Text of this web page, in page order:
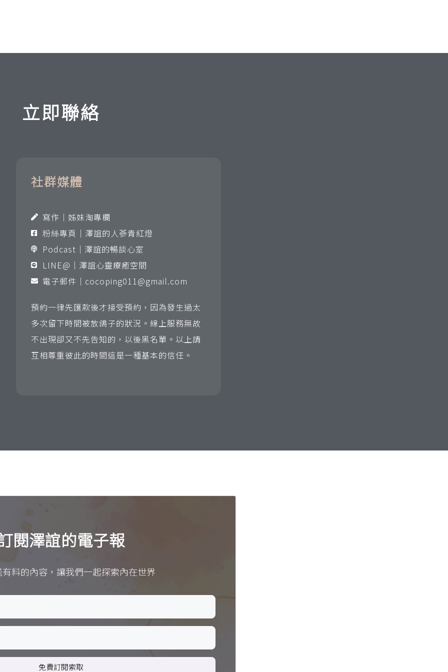
立即聯絡
社群媒體
寫作｜姊妹淘專欄
粉絲專頁｜澤誼的人蔘青紅燈
Podcast｜澤誼的暢談心室
LINE@｜澤誼心靈療癒空間
電子郵件｜ cocoping011@gmail.com
預約一律先匯款後才接受預約，因為發生過太
多次留下時間被放鴿子的狀況。線上服務無故
不出現卻又不先告知的，以後黑名單。以上請
互相尊重彼此的時間這是一種基本的信任。
閱澤誼的電子報
料的內容，讓我們一起探索內在世界
免費訂閱索取